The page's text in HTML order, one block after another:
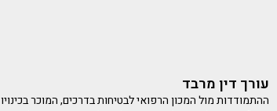
עורך דין מרבד
ההתמודדות מול המכון הרפואי לבטיחות בדרכים, המוכר בכינויו